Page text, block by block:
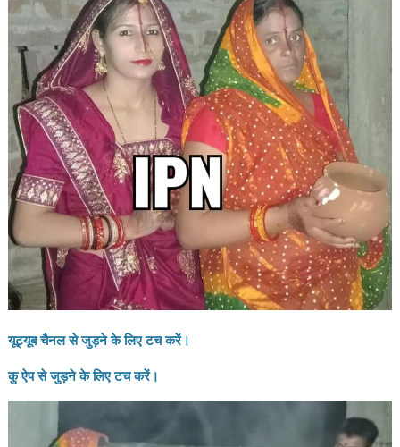
यूट्यूब चैनल से जुड़ने के लिए टच करें।
कु ऐप से जुड़ने के लिए टच करें।